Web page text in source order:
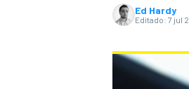
Ed Hardy
Editado: 7 jul